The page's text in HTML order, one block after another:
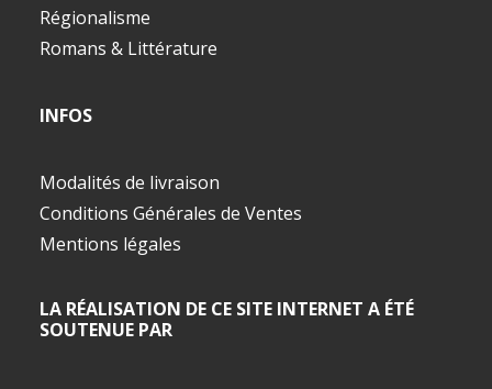
Régionalisme
Romans & Littérature
INFOS
Modalités de livraison
Conditions Générales de Ventes
Mentions légales
LA RÉALISATION DE CE SITE INTERNET A ÉTÉ
SOUTENUE PAR